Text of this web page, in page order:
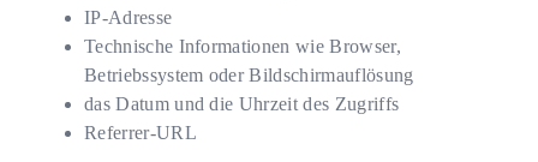
IP-Adresse
Technische Informationen wie Browser,
Betriebssystem oder Bildschirmauflösung
das Datum und die Uhrzeit des Zugriffs
Referrer-URL